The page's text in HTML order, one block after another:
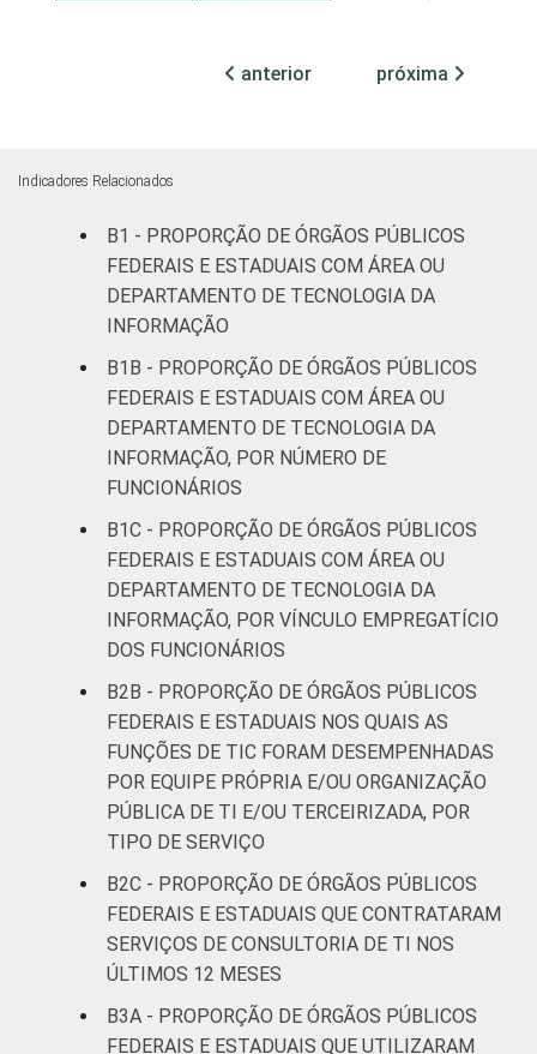
estaduais que declararam ter acesso à
anterior próxima
Indicadores Relacionados
B1 - PROPORÇÃO DE ÓRGÃOS PÚBLICOS
FEDERAIS E ESTADUAIS COM ÁREA OU
DEPARTAMENTO DE TECNOLOGIA DA
INFORMAÇÃO
B1B - PROPORÇÃO DE ÓRGÃOS PÚBLICOS
FEDERAIS E ESTADUAIS COM ÁREA OU
DEPARTAMENTO DE TECNOLOGIA DA
INFORMAÇÃO, POR NÚMERO DE
FUNCIONÁRIOS
B1C - PROPORÇÃO DE ÓRGÃOS PÚBLICOS
FEDERAIS E ESTADUAIS COM ÁREA OU
DEPARTAMENTO DE TECNOLOGIA DA
INFORMAÇÃO, POR VÍNCULO EMPREGATÍCIO
DOS FUNCIONÁRIOS
B2B - PROPORÇÃO DE ÓRGÃOS PÚBLICOS
FEDERAIS E ESTADUAIS NOS QUAIS AS
FUNÇÕES DE TIC FORAM DESEMPENHADAS
POR EQUIPE PRÓPRIA E/OU ORGANIZAÇÃO
PÚBLICA DE TI E/OU TERCEIRIZADA, POR
TIPO DE SERVIÇO
B2C - PROPORÇÃO DE ÓRGÃOS PÚBLICOS
FEDERAIS E ESTADUAIS QUE CONTRATARAM
SERVIÇOS DE CONSULTORIA DE TI NOS
ÚLTIMOS 12 MESES
B3A - PROPORÇÃO DE ÓRGÃOS PÚBLICOS
FEDERAIS E ESTADUAIS QUE UTILIZARAM